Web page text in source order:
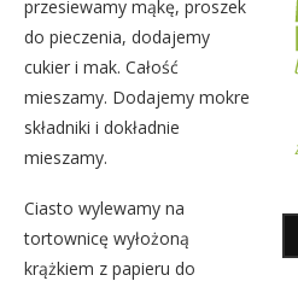
przesiewamy mąkę, proszek
do pieczenia, dodajemy
cukier i mak. Całość
mieszamy. Dodajemy mokre
składniki i dokładnie
mieszamy.
Ciasto wylewamy na
tortownicę wyłożoną
krążkiem z papieru do